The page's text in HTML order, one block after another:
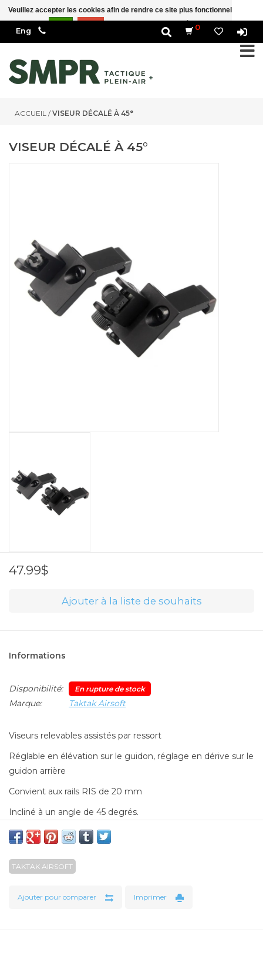
0
ACCUEIL /VISEUR DÉCALÉ À 45°
VISEUR DÉCALÉ À 45°
47.99$
Ajouter à la liste de souhaits
Informations
Disponibilité: En rupture de stock
Marque: Taktak Airsoft
Viseurs relevables assistés par ressort
Réglable en élévation sur le guidon, réglage en dérive sur le
guidon arrière
Convient aux rails RIS de 20 mm
Incliné à un angle de 45 degrés.
TAKTAK AIRSOFT
Ajouter pour comparer Imprimer
Veuillez accepter les cookies afin de rendre ce site plus fonctionnel Est-ce
En savoir plus sur les témoins (cookies) »